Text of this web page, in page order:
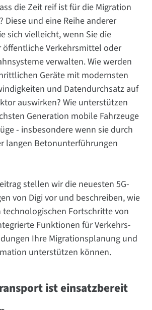
die Zeit reif ist für die Migration
Diese und eine Reihe anderer
sich vielleicht, wenn Sie die
Verkehrsmittel oder
verwalten. Wie werden
Geräte mit modernsten
und Datendurchsatz auf
auswirken? Wie unterstützen
Generation mobile Fahrzeuge
- insbesondere wenn sie durch
langen Betonunterführungen
stellen wir die neuesten 5G-
von Digi vor und beschreiben, wie
technologischen Fortschritte von
Funktionen für Verkehrs-
Ihre Migrationsplanung und
unterstützen können.
ist einsatzbereit